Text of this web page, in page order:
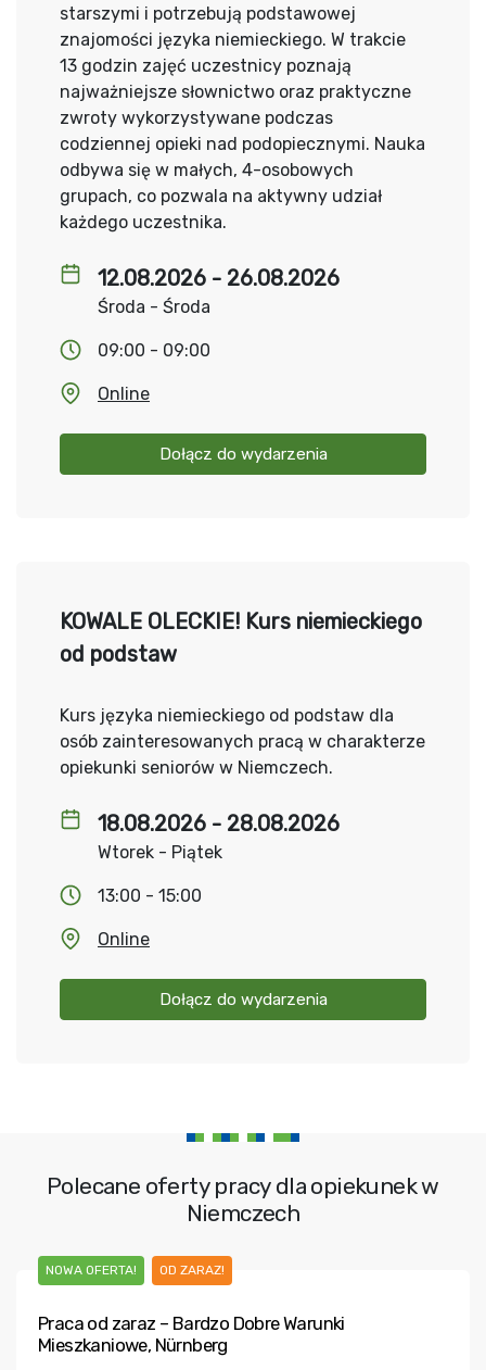
12.08.2026 - 26.08.2026
Środa - Środa
09:00 - 09:00
Online
Dołącz do wydarzenia
starszymi i potrzebują podstawowej
znajomości języka niemieckiego. W trakcie
13 godzin zajęć uczestnicy poznają
najważniejsze słownictwo oraz praktyczne
zwroty wykorzystywane podczas
codziennej opieki nad podopiecznymi. Nauka
odbywa się w małych, 4-osobowych
grupach, co pozwala na aktywny udział
każdego uczestnika.
18.08.2026 - 28.08.2026
Wtorek - Piątek
13:00 - 15:00
Online
Dołącz do wydarzenia
KOWALE OLECKIE! Kurs niemieckiego
od podstaw
Kurs języka niemieckiego od podstaw dla
osób zainteresowanych pracą w charakterze
opiekunki seniorów w Niemczech.
Polecane oferty pracy dla opiekunek w
Niemczech
NOWA OFERTA! OD ZARAZ!
Praca od zaraz – Bardzo Dobre Warunki
Mieszkaniowe, Nürnberg